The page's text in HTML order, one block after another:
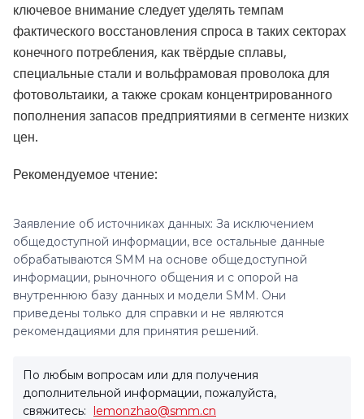
ключевое внимание следует уделять темпам
фактического восстановления спроса в таких секторах
конечного потребления, как твёрдые сплавы,
специальные стали и вольфрамовая проволока для
фотовольтаики, а также срокам концентрированного
пополнения запасов предприятиями в сегменте низких
цен.
Рекомендуемое чтение:
Заявление об источниках данных: За исключением
общедоступной информации, все остальные данные
обрабатываются SMM на основе общедоступной
информации, рыночного общения и с опорой на
внутреннюю базу данных и модели SMM. Они
приведены только для справки и не являются
рекомендациями для принятия решений.
По любым вопросам или для получения
дополнительной информации, пожалуйста,
свяжитесь: lemonzhao@smm.cn